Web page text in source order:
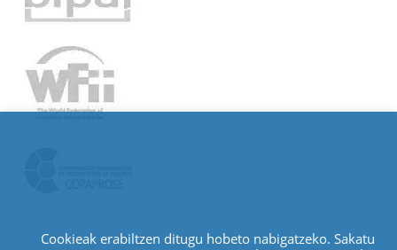
Cookieak erabiltzen ditugu hobeto nabigatzeko. Sakatu